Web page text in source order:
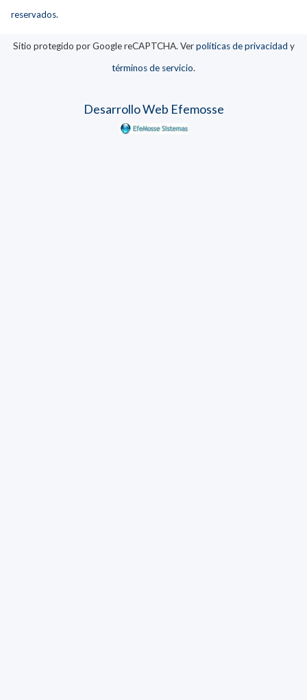
reservados.
Sitio protegido por Google reCAPTCHA. Verpolíticas de privacidad y
términos de servicio.
Desarrollo Web Efemosse